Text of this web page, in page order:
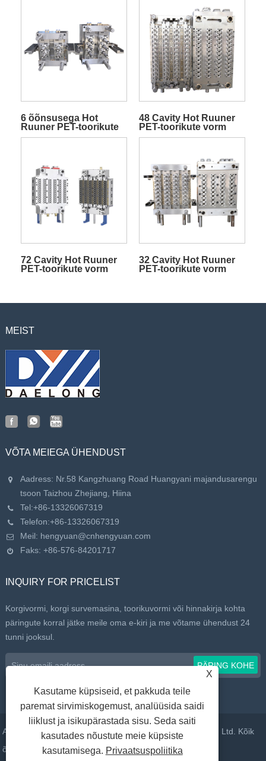
6 õõnsusega Hot
Ruuner PET-toorikute
vorm koos
48 Cavity Hot Ruuner
PET-toorikute vorm
koos klapiväravaga
72 Cavity Hot Ruuner
PET-toorikute vorm
32 Cavity Hot Ruuner
PET-toorikute vorm
MEIST
VÕTA MEIEGA ÜHENDUST
Aadress: Nr.58 Kangzhuang Road Huangyani majandusarengu
tsoon Taizhou Zhejiang, Hiina
Tel:+86-13326067319
Telefon:+86-13326067319
Meil: hengyuan@cnhengyuan.com
Faks: +86-576-84201717
INQUIRY FOR PRICELIST
Korgivormi, korgi survemasina, toorikuvormi või hinnakirja kohta
päringute korral jätke meile oma e-kiri ja me võtame ühendust 24
tunni jooksul.
Autoriõigus © 2022 Taizhou Huangyan Daelong Mold Co., Ltd. Kõik
õigused kaitstud.
X
Kasutame küpsiseid, et pakkuda teile
paremat sirvimiskogemust, analüüsida saidi
liiklust ja isikupärastada sisu. Seda saiti
kasutades nõustute meie küpsiste
kasutamisega. Privaatsuspoliitika